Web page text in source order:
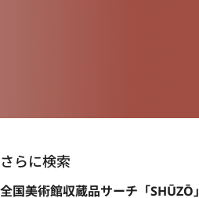
さらに検索
全国美術館収蔵品サーチ「SHŪZŌ」